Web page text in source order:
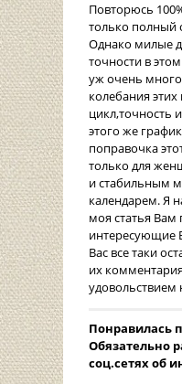
Повторюсь
только полный
Однако милые
точности в
уж очень
колебания этих
цикл,точность
этого же
поправочка
только для
и стабильным
календарем. Я
моя статья Вам
интересующие
Вас все таки
их
удовольствием
Понравилась
Oбязательно
соц.сетях об